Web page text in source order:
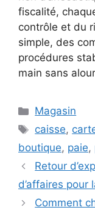
fiscalité,
contrôle et du
simple, des
procédures
main sans
Catégories
Magasin
Étiquettes
caisse,
boutique, paie,
Retour
d’affaires pour
Comment